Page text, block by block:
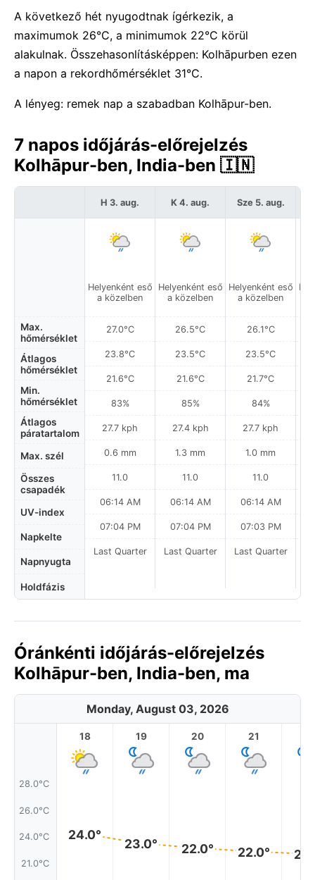
A következő hét nyugodtnak ígérkezik, a
maximumok 26°C, a minimumok 22°C körül
alakulnak. Összehasonlításképpen: Kolhāpurben ezen
a napon a rekordhőmérséklet 31°C.
A lényeg: remek nap a szabadban Kolhāpur-ben.
7 napos időjárás-előrejelzés
Kolhāpur-ben, India-ben 🇮🇳
Max.
hőmérséklet
Átlagos
hőmérséklet
Min.
hőmérséklet
Átlagos
páratartalom
Max. szél
Összes
csapadék
UV-index
Napkelte
Napnyugta
Holdfázis
H 3. aug.
Helyenként eső
a közelben
27.0°C
23.8°C
21.6°C
83%
27.7 kph
0.6 mm
11.0
06:14 AM
07:04 PM
Last Quarter
K 4. aug.
Helyenként eső
a közelben
26.5°C
23.5°C
21.6°C
85%
27.4 kph
1.3 mm
11.0
06:14 AM
07:04 PM
Last Quarter
Sze 5. aug.
Helyenként eső
a közelben
26.1°C
23.5°C
21.7°C
84%
27.7 kph
1.0 mm
11.0
06:14 AM
07:03 PM
Last Quarter
Óránkénti időjárás-előrejelzés
Kolhāpur-ben, India-ben, ma
Monday, August 03, 2026
28.0°C
26.0°C
24.0°C
21.0°C
18
24.0°
19
23.0°
20
22.0°
21
22.0°